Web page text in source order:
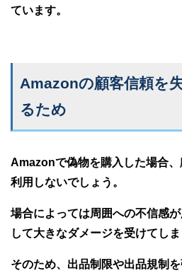
ています。
Amazonの顧客信頼を
るため
Amazonで偽物を購入した場合
利用しないでしょう。
場合によっては周囲への不信感
して大きなダメージを受けてし
そのため、出品制限や出品規制を